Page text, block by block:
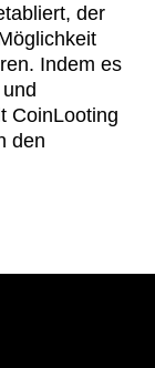
der
Indem es
CoinLooting
den